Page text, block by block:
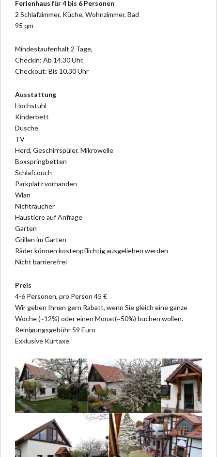
Ferienhaus für 4 bis 6 Personen
2 Schlafzimmer, Küche, Wohnzimmer, Bad
95 qm
Mindestaufenhalt 2 Tage,
Checkin: Ab 14.30 Uhr,
Checkout: Bis 10.30 Uhr
Ausstattung
Hochstuhl
Kinderbett
Dusche
TV
Herd, Geschirrspüler, Mikrowelle
Boxspringbetten
Schlafcouch
Parkplatz vorhanden
Wlan
Nichtraucher
Haustiere auf Anfrage
Garten
Grillen im Garten
Räder können kostenpflichtig ausgeliehen werden
Nicht barrierefrei
Preis
4-6 Personen, pro Person 45 €
Wir geben Ihnen gern Rabatt, wenn Sie gleich eine ganze
Woche (~12%) oder einen Monat(~50%) buchen wollen.
Reinigungsgebühr 59 Euro
Exklusive Kurtaxe